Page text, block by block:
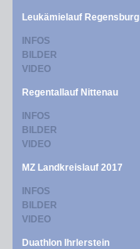
Leukämielauf Regensburg
INFOS
BILDER
VIDEO
Regentallauf Nittenau
INFOS
BILDER
VIDEO
MZ Landkreislauf 2017
INFOS
BILDER
VIDEO
Duathlon Ihrlerstein